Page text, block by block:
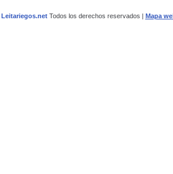
Leitariegos.netTodos los derechos reservados | Mapa